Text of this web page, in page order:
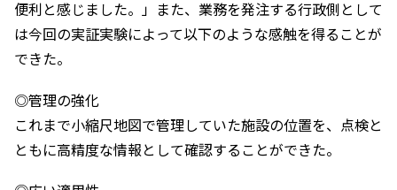
便利と感じました。」また、業務を発注する行政側として
は今回の実証実験によって以下のような感触を得ることが
できた。
◎管理の強化
これまで小縮尺地図で管理していた施設の位置を、点検と
ともに高精度な情報として確認することができた。